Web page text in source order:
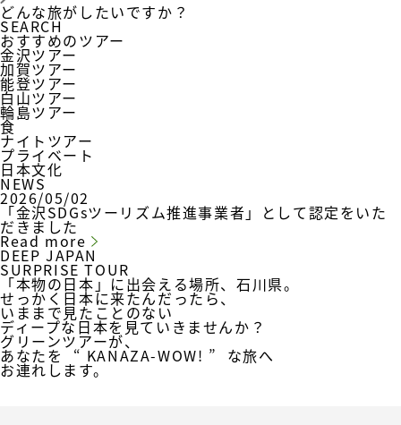
どんな旅がしたいですか？
SEARCH
おすすめのツアー
金沢ツアー
加賀ツアー
能登ツアー
白山ツアー
輪島ツアー
食
ナイトツアー
プライベート
日本文化
NEWS
2026/05/02
「金沢SDGsツーリズム推進事業者」として認定をいた
だきました
Read more
DEEP JAPAN
SURPRISE TOUR
「本物の日本」に出会える場所、石川県。
せっかく日本に来たんだったら、
いままで見たことのない
ディープな日本を見ていきませんか？
グリーンツアーが、
あなたを “ KANAZA-WOW! ” な旅へ
お連れします。